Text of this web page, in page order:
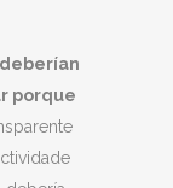
porque